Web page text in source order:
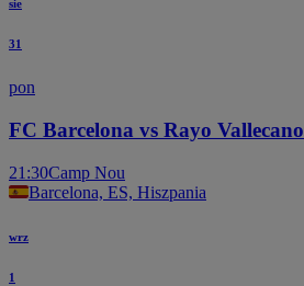
sie
31
pon
FC Barcelona vs Rayo Vallecano
21:30Camp Nou
Barcelona, ES, Hiszpania
wrz
1